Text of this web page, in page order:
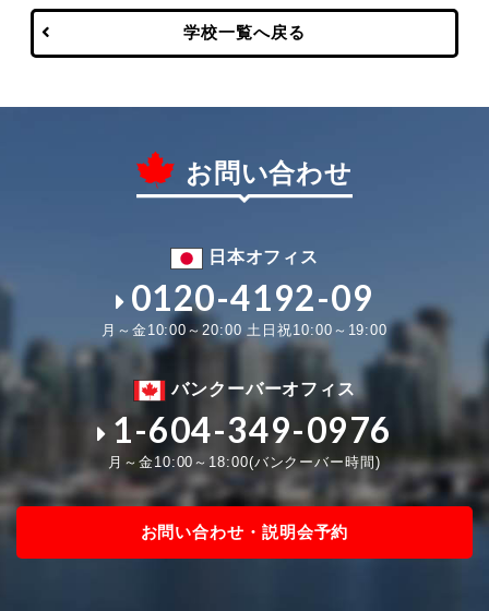
学校一覧へ戻る
お問い合わせ
日本オフィス
0120-4192-09
月～金10:00～20:00 土日祝10:00～19:00
バンクーバーオフィス
1-604-349-0976
月～金10:00～18:00(バンクーバー時間)
お問い合わせ・説明会予約